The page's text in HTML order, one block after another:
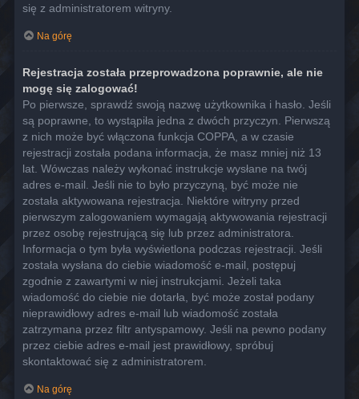
się z administratorem witryny.
Na górę
Rejestracja została przeprowadzona poprawnie, ale nie
mogę się zalogować!
Po pierwsze, sprawdź swoją nazwę użytkownika i hasło. Jeśli
są poprawne, to wystąpiła jedna z dwóch przyczyn. Pierwszą
z nich może być włączona funkcja COPPA, a w czasie
rejestracji została podana informacja, że masz mniej niż 13
lat. Wówczas należy wykonać instrukcje wysłane na twój
adres e-mail. Jeśli nie to było przyczyną, być może nie
została aktywowana rejestracja. Niektóre witryny przed
pierwszym zalogowaniem wymagają aktywowania rejestracji
przez osobę rejestrującą się lub przez administratora.
Informacja o tym była wyświetlona podczas rejestracji. Jeśli
została wysłana do ciebie wiadomość e-mail, postępuj
zgodnie z zawartymi w niej instrukcjami. Jeżeli taka
wiadomość do ciebie nie dotarła, być może został podany
nieprawidłowy adres e-mail lub wiadomość została
zatrzymana przez filtr antyspamowy. Jeśli na pewno podany
przez ciebie adres e-mail jest prawidłowy, spróbuj
skontaktować się z administratorem.
Na górę